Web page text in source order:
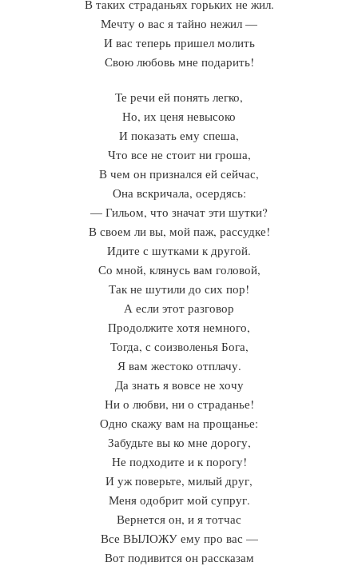
В таких страданьях горьких не жил.
Мечту о вас я тайно нежил —
И вас теперь пришел молить
Свою любовь мне подарить!
Те речи ей понять легко,
Но, их ценя невысоко
И показать ему спеша,
Что все не стоит ни гроша,
В чем он признался ей сейчас,
Она вскричала, осердясь:
— Гильом, что значат эти шутки?
В своем ли вы, мой паж, рассудке!
Идите с шутками к другой.
Со мной, клянусь вам головой,
Так не шутили до сих пор!
А если этот разговор
Продолжите хотя немного,
Тогда, с соизволенья Бога,
Я вам жестоко отплачу.
Да знать я вовсе не хочу
Ни о любви, ни о страданье!
Одно скажу вам на прощанье:
Забудьте вы ко мне дорогу,
Не подходите и к порогу!
И уж поверьте, милый друг,
Меня одобрит мой супруг.
Вернется он, и я тотчас
Все ВЫЛОЖУ ему про вас —
Вот подивится он рассказам